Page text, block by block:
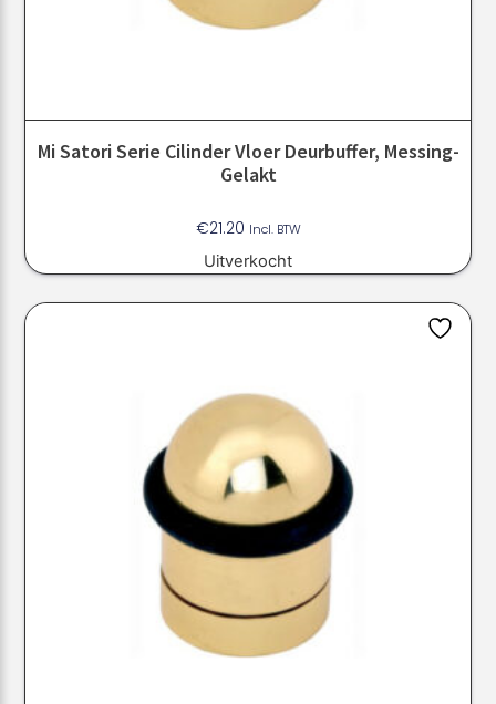
Mi Satori Serie Cilinder Vloer Deurbuffer, Messing-
Gelakt
€21.20 Incl. BTW
Uitverkocht